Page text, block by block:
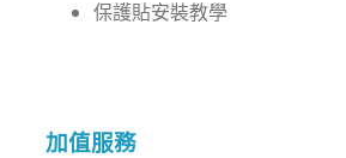
保護貼安裝教學
加值服務